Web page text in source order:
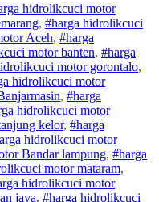
hidrolikcuci motor
, #harga hidrolikcuci
Aceh, #harga
cuci motorbanten, #harga
cuci motorgorontalo,
hidrolikcuci motor
, #harga
hidrolikcuci motor
kelor, #harga
hidrolikcuci motor
Bandar lampung, #harga
cuci motormataram,
hidrolikcuci motor
jaya, #harga hidrolikcuci